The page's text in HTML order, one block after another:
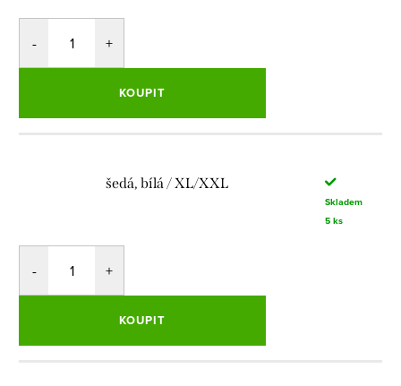
KOUPIT
šedá, bílá / XL/XXL
Skladem
5 ks
KOUPIT